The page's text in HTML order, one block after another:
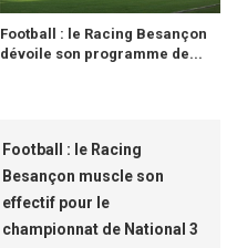
Football : le Racing Besançon
dévoile son programme de...
Football : le Racing
Besançon muscle son
effectif pour le
championnat de National 3